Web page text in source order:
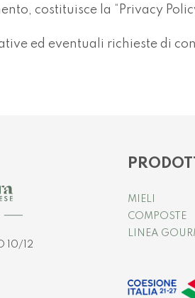
costituisce la “Privacy
ed eventuali richieste di
10/12
MIELI
COMPOSTE
LINEA